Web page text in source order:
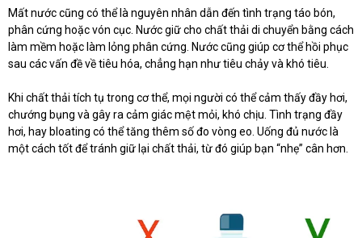
Mất nước cũng có thể là nguyên nhân dẫn đến tình trạng táo bón,
phân cứng hoặc vón cục. Nước giữ cho chất thải di chuyển bằng cách
làm mềm hoặc làm lỏng phân cứng. Nước cũng giúp cơ thể hồi phục
sau các vấn đề về tiêu hóa, chẳng hạn như tiêu chảy và khó tiêu.
Khi chất thải tích tụ trong cơ thể, mọi người có thể cảm thấy đầy hơi,
chướng bụng và gây ra cảm giác mệt mỏi, khó chịu. Tình trạng đầy
hơi, hay bloating có thể tăng thêm số đo vòng eo. Uống đủ nước là
một cách tốt để tránh giữ lại chất thải, từ đó giúp bạn “nhẹ” cân hơn.